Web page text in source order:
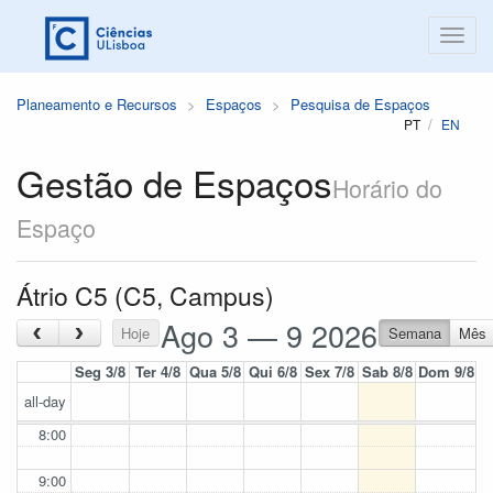
Planeamento e Recursos Espaços Pesquisa de Espaços
PT EN
Gestão de EspaçosHorário do
Espaço
Átrio C5 (C5, Campus)
‹ › Hoje Ago 3 — 9 2026 Semana
Mês
Seg 3/8 Ter 4/8 Qua 5/8 Qui 6/8 Sex 7/8 Sab 8/8 Dom 9/8
all-day
8:00
9:00